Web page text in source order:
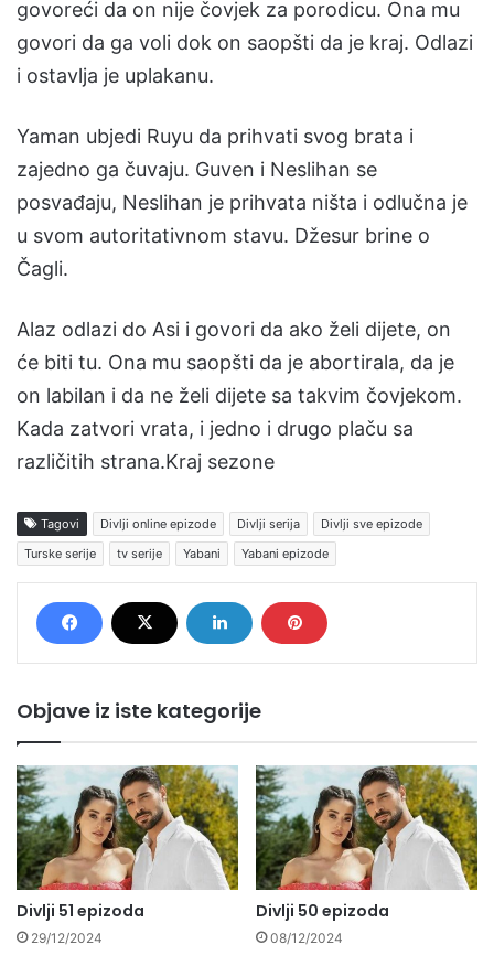
govoreći da on nije čovjek za porodicu. Ona mu
govori da ga voli dok on saopšti da je kraj. Odlazi
i ostavlja je uplakanu.
Yaman ubjedi Ruyu da prihvati svog brata i
zajedno ga čuvaju. Guven i Neslihan se
posvađaju, Neslihan je prihvata ništa i odlučna je
u svom autoritativnom stavu. Džesur brine o
Čagli.
Alaz odlazi do Asi i govori da ako želi dijete, on
će biti tu. Ona mu saopšti da je abortirala, da je
on labilan i da ne želi dijete sa takvim čovjekom.
Kada zatvori vrata, i jedno i drugo plaču sa
različitih strana.Kraj sezone
Tagovi Divlji online epizode Divlji serija
Divlji sve epizode
Turske serije
tv serije Yabani Yabani epizode
Objave iz iste kategorije
Divlji 51 epizoda
29/12/2024
Divlji 50 epizoda
08/12/2024